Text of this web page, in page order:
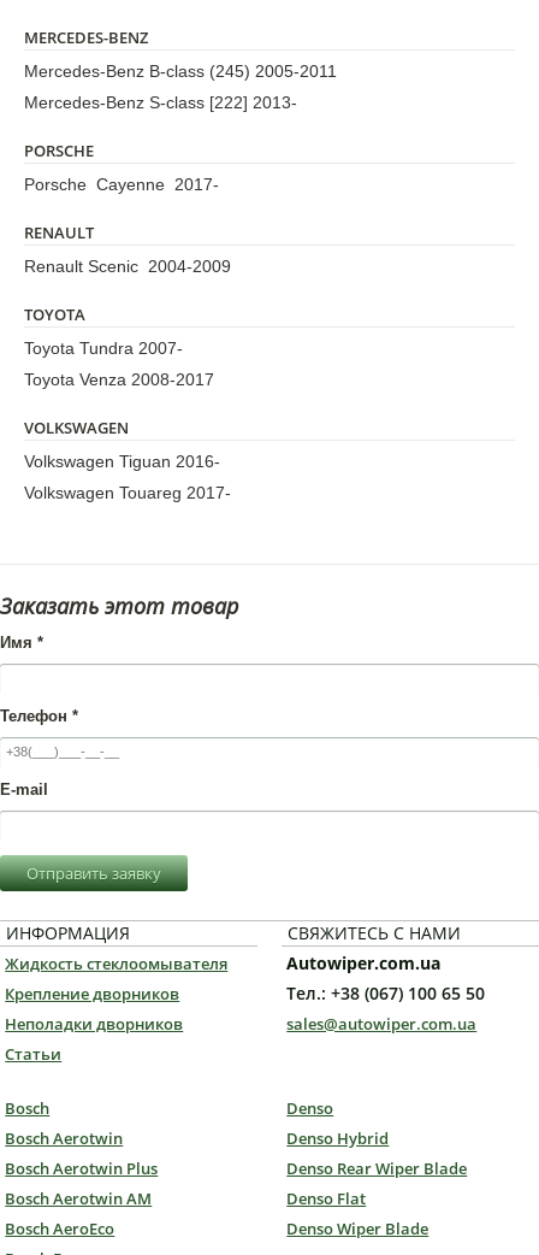
MERCEDES-BENZ
Mercedes-Benz B-class (245) 2005-2011
Mercedes-Benz S-class [222] 2013-
PORSCHE
Porsche Cayenne 2017-
RENAULT
Renault Scenic 2004-2009
TOYOTA
Toyota Tundra 2007-
Toyota Venza 2008-2017
VOLKSWAGEN
Volkswagen Tiguan 2016-
Volkswagen Touareg 2017-
Заказать этот товар
Имя *
Телефон *
E-mail
Отправить заявку
ИНФОРМАЦИЯ
Жидкость стеклоомывателя
Крепление дворников
Неполадки дворников
Статьи
СВЯЖИТЕСЬ С НАМИ
Autowiper.com.ua
Тел.: +38 (067) 100 65 50
sales@autowiper.com.ua
Bosch
Bosch Aerotwin
Bosch Aerotwin Plus
Bosch Aerotwin AM
Bosch AeroEco
Denso
Denso Hybrid
Denso Rear Wiper Blade
Denso Flat
Denso Wiper Blade